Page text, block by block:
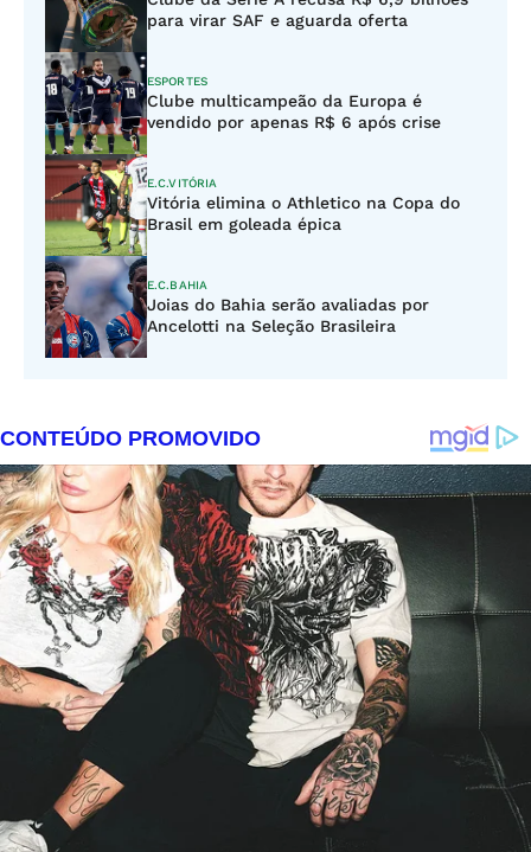
para virar SAF e aguarda oferta
ESPORTES
Clube multicampeão da Europa é
vendido por apenas R$ 6 após crise
E.C.VITÓRIA
Vitória elimina o Athletico na Copa do
Brasil em goleada épica
E.C.BAHIA
Joias do Bahia serão avaliadas por
Ancelotti na Seleção Brasileira